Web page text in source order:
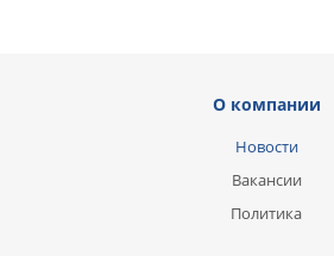
О компании
Новости
Вакансии
Политика